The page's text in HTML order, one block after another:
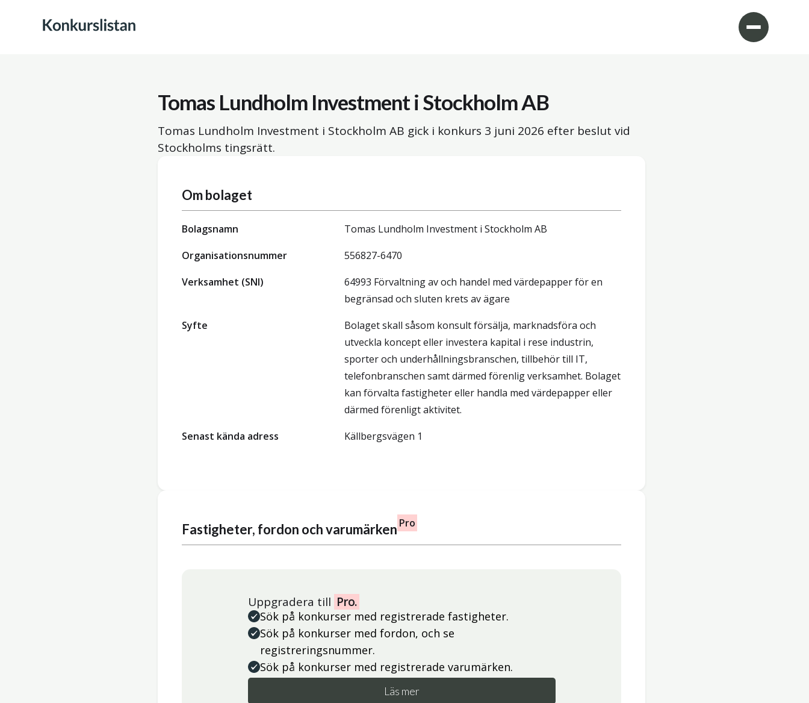
Tomas Lundholm Investment i Stockholm AB
Tomas Lundholm Investment i Stockholm AB gick i konkurs 3 juni 2026 efter beslut vid
Stockholms tingsrätt.
Om bolaget
Bolagsnamn
Tomas Lundholm Investment i Stockholm AB
Organisationsnummer
556827-6470
Verksamhet (SNI)
64993 Förvaltning av och handel med värdepapper för en
begränsad och sluten krets av ägare
Syfte
Bolaget skall såsom konsult försälja, marknadsföra och
utveckla koncept eller investera kapital i rese industrin,
sporter och underhållningsbranschen, tillbehör till IT,
telefonbranschen samt därmed förenlig verksamhet. Bolaget
kan förvalta fastigheter eller handla med värdepapper eller
därmed förenligt aktivitet.
Senast kända adress
Källbergsvägen 1
Fastigheter, fordon och varumärken Pro
Uppgradera till Pro.
Sök på konkurser med registrerade fastigheter.
Sök på konkurser med fordon, och se
registreringsnummer.
Sök på konkurser med registrerade varumärken.
Läs mer